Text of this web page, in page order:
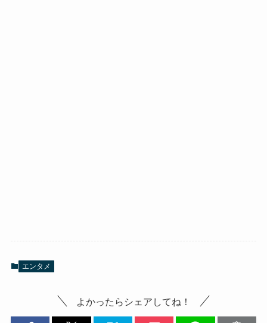
エンタメ
よかったらシェアしてね！